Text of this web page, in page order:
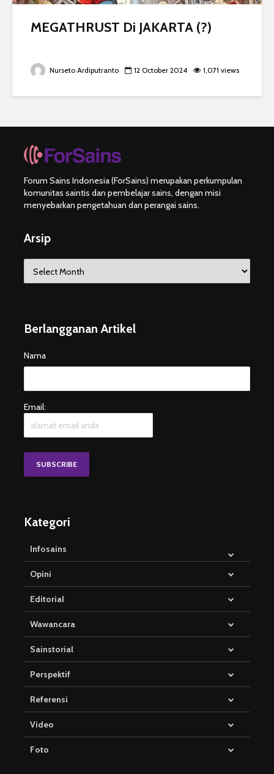
MEGATHRUST Di JAKARTA (?)
Nurseto Ardiputranto 12 October 2024 1,071 views
Forum Sains Indonesia (ForSains) merupakan perkumpulan
komunitas saintis dan pembelajar sains, dengan misi
menyebarkan pengetahuan dan perangai sains.
Arsip
Berlangganan Artikel
Nama
Email:
Kategori
Infosains
Opini
Editorial
Wawancara
Sainstorial
Perspektif
Referensi
Video
Foto